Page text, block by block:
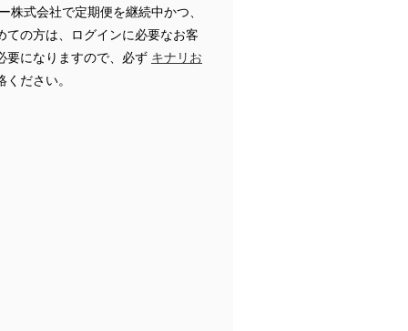
株式会社で定期便を継続中かつ、
ての方は、ログインに必要なお客
要になりますので、必ず キナリお
ください。